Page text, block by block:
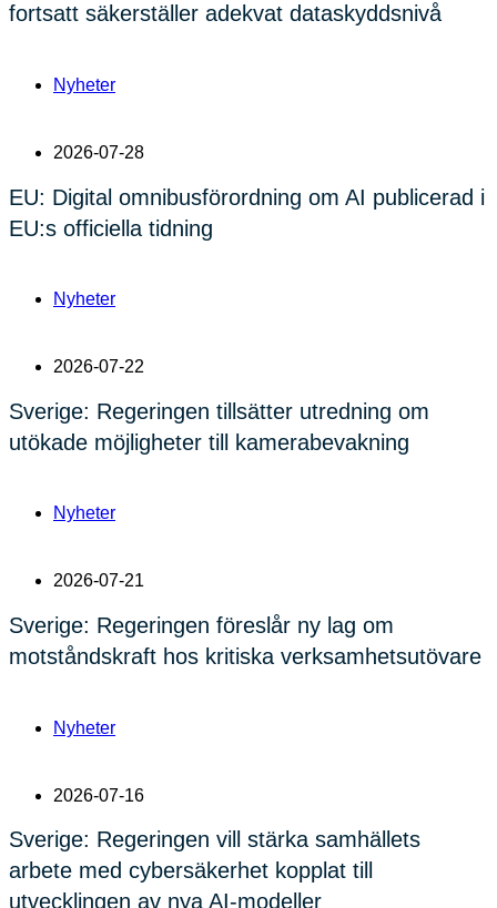
fortsatt säkerställer adekvat dataskyddsnivå
Nyheter
2026-07-28
EU: Digital omnibusförordning om AI publicerad i
EU:s officiella tidning
Nyheter
2026-07-22
Sverige: Regeringen tillsätter utredning om
utökade möjligheter till kamerabevakning
Nyheter
2026-07-21
Sverige: Regeringen föreslår ny lag om
motståndskraft hos kritiska verksamhetsutövare
Nyheter
2026-07-16
Sverige: Regeringen vill stärka samhällets
arbete med cybersäkerhet kopplat till
utvecklingen av nya AI-modeller